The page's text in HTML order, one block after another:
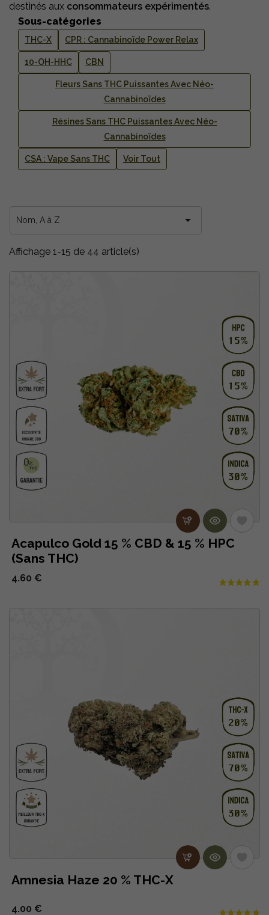
destinés aux consommateurs expérimentés.
Sous-catégories
THC-X CPR : Cannabinoïde Power Relax
10-OH-HHC CBN
Fleurs Sans THC Puissantes Avec Néo-
Cannabinoïdes
Résines Sans THC Puissantes Avec Néo-
Cannabinoïdes
CSA : Vape Sans THC Voir Tout
Nom, A à Z 
Affichage 1-15 de 44 article(s)
Acapulco Gold 15 % CBD & 15 % HPC
(Sans THC)
4.60 €
Amnesia Haze 20 % THC-X
4.00 €